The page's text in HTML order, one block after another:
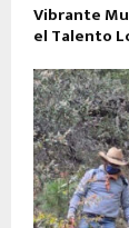
Vibrante
el Talento